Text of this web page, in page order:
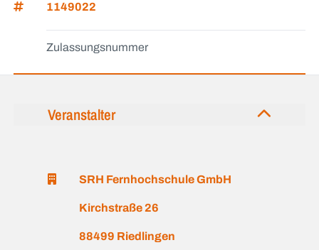
1149022
Zulassungsnummer
Veranstalter
SRH Fernhochschule GmbH
Kirchstraße 26
88499 Riedlingen